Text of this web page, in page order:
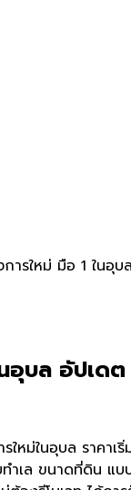
ารใหม่ มือ 1 ในอุ
นอุบล อัปเด
ใหม่ในอุบล ราคาเ
ำเล ขนาดที่ดิน แ